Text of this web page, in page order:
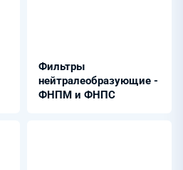
Фильтры
нейтралеобразующие -
ФНПМ и ФНПС